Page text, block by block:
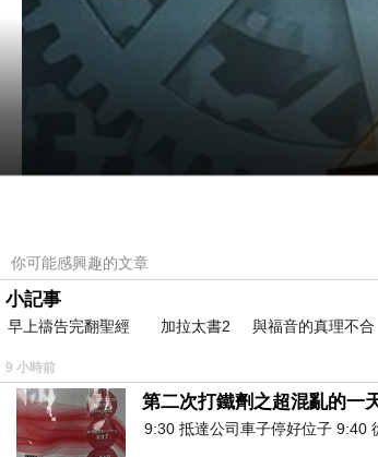
你可能感興趣的文章
小記事
早上禱告完翻聖經 加拉太書2 與福音的真理不合
9 小時前
第二次打鐵劑之超混亂的一
9:30 抵達公司車子停好位子 9:40